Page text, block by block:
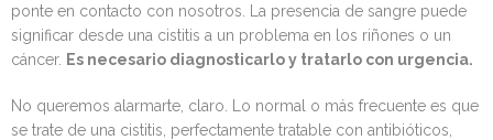
ponte en contacto con nosotros. La presencia de sangre puede
significar desde una cistitis a un problema en los riñones o un
cáncer. Es necesario diagnosticarlo y tratarlo con urgencia.
No queremos alarmarte, claro. Lo normal o más frecuente es que
se trate de una cistitis, perfectamente tratable con antibióticos,